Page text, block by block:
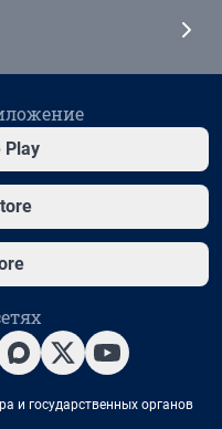
Play
и государственных органов